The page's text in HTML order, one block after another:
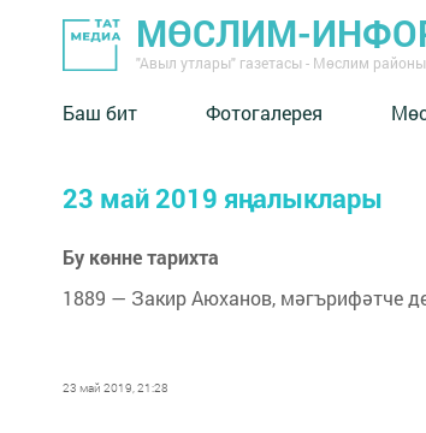
МӨСЛИМ-
"Авыл утлары" газетасы - Мөслим районы
Баш бит Фотогалерея
23 май 2019 яңалыклары
Бу көнне тарихта
1889 — Закир Аюханов, мәгърифәтче
23 май 2019, 21:28